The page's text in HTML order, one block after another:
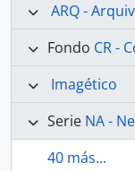
ARQ -
Fondo CR -
Imagético
Serie NA -
40 más...